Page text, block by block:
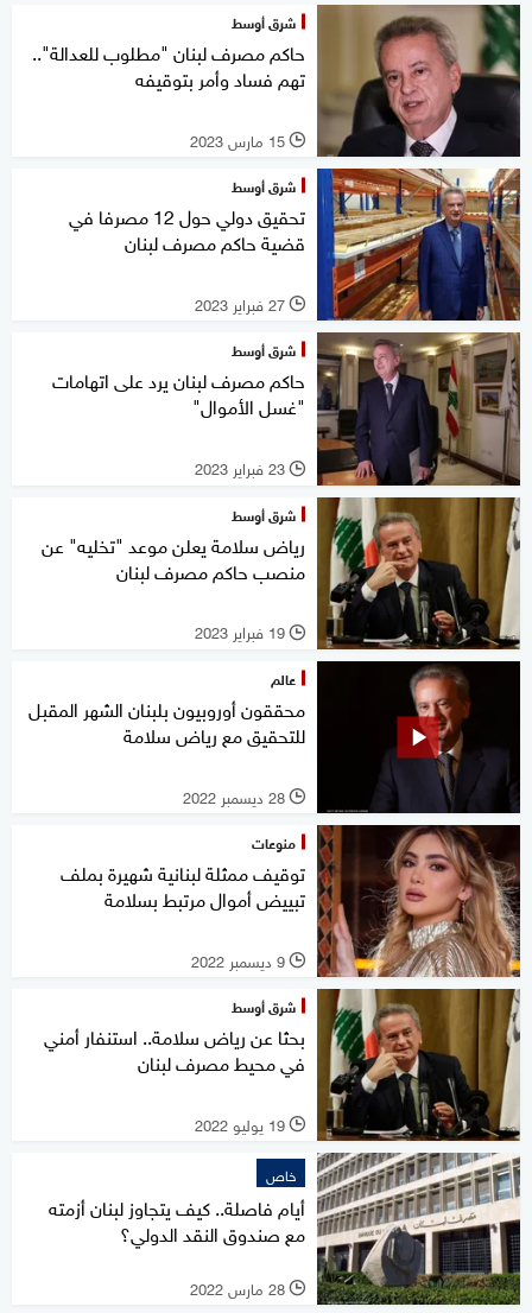
شرق أوسط
حاكم مصرف لبنان "مطلوب للعدالة"..
تهم فساد وأمر بتوقيفه
l 15 مارس 2023
شرق أوسط
تحقيق دولي حول 12 مصرفا في
قضية حاكم مصرف لبنان
l 27 فبراير 2023
شرق أوسط
حاكم مصرف لبنان يرد على اتهامات
"غسل الأموال"
l 23 فبراير 2023
شرق أوسط
رياض سلامة يعلن موعد "تخليه" عن
منصب حاكم مصرف لبنان
l 19 فبراير 2023
عالم
محققون أوروبيون بلبنان الشهر المقبل
للتحقيق مع رياض سلامة
l 28 ديسمبر 2022
منوعات
توقيف ممثلة لبنانية شهيرة بملف
تبييض أموال مرتبط بسلامة
l 9 ديسمبر 2022
شرق أوسط
بحثا عن رياض سلامة.. استنفار أمني
في محيط مصرف لبنان
l 19 يوليو 2022
خاص
أيام فاصلة.. كيف يتجاوز لبنان أزمته
مع صندوق النقد الدولي؟
l 28 مارس 2022